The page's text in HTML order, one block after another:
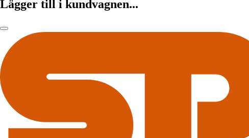
Lägger till i kundvagnen...